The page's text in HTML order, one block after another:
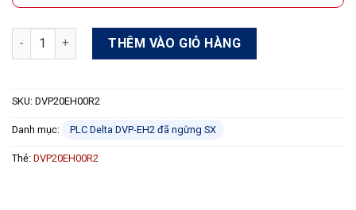
PLC Delta DVP20EH00R2 12 In/8 Out Relay 220VAC số lượng
THÊM VÀO GIỎ HÀNG
SKU: DVP20EH00R2
Danh mục: PLC Delta DVP-EH2 đã ngừng SX
Thẻ: DVP20EH00R2